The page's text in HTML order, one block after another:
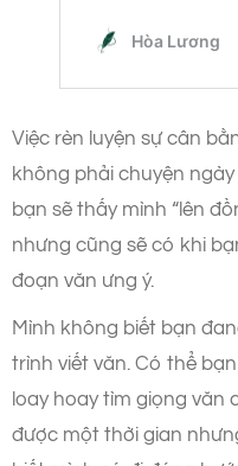
Việc rèn luyện sự cân
không phải chuyện
bạn sẽ thấy mình “lên
nhưng cũng sẽ có khi
đoạn văn ưng ý.
Mình không biết bạn
trình viết văn. Có thể
loay hoay tìm giọng văn
được một thời gian